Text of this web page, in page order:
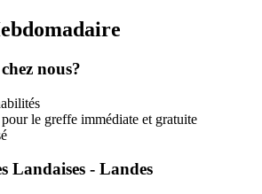
nous?
le greffe immédiate et gratuite
Landaises - Landes